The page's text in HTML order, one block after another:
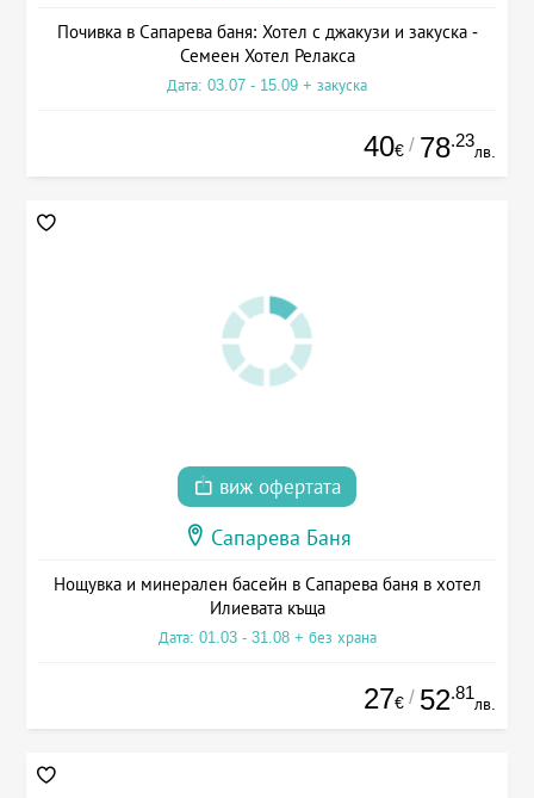
Почивка в Сапарева баня: Хотел с джакузи и закуска -
Семеен Хотел Релакса
Дата: 03.07 - 15.09 + закуска
40€ / 78.23
лв.
виж офертата
Сапарева Баня
Нощувка и минерален басейн в Сапарева баня в хотел
Илиевата къща
Дата: 01.03 - 31.08 + без храна
27€ / 52.81
лв.